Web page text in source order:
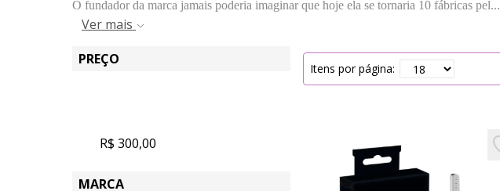
O fundador da marca jamais poderia imaginar que hoje ela se tornaria 10 fábricas pel...
Ver mais
PREÇO
R$ 300,00
MARCA
Itens por página: